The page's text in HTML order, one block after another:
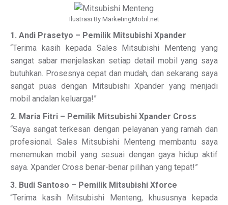
Ilustrasi By MarketingMobil.net
1. Andi Prasetyo – Pemilik Mitsubishi Xpander
“Terima kasih kepada Sales Mitsubishi Menteng yang
sangat sabar menjelaskan setiap detail mobil yang saya
butuhkan. Prosesnya cepat dan mudah, dan sekarang saya
sangat puas dengan Mitsubishi Xpander yang menjadi
mobil andalan keluarga!”
2. Maria Fitri – Pemilik Mitsubishi Xpander Cross
“Saya sangat terkesan dengan pelayanan yang ramah dan
profesional. Sales Mitsubishi Menteng membantu saya
menemukan mobil yang sesuai dengan gaya hidup aktif
saya. Xpander Cross benar-benar pilihan yang tepat!”
3. Budi Santoso – Pemilik Mitsubishi Xforce
“Terima kasih Mitsubishi Menteng, khususnya kepada